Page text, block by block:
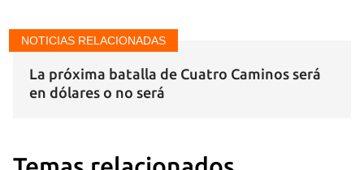
NOTICIAS RELACIONADAS
La próxima batalla de Cuatro Caminos será
en dólares o no será